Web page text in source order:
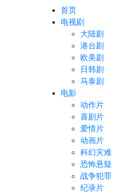
首页
电视剧
大陆剧
港台剧
欧美剧
日韩剧
马泰剧
电影
动作片
喜剧片
爱情片
动画片
科幻灾难
恐怖悬疑
战争犯罪
纪录片